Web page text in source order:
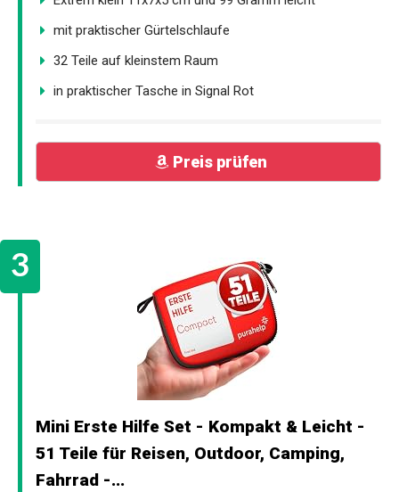
mit praktischer Gürtelschlaufe
32 Teile auf kleinstem Raum
in praktischer Tasche in Signal Rot
Preis prüfen
Mini Erste Hilfe Set - Kompakt & Leicht -
51 Teile für Reisen, Outdoor, Camping,
Fahrrad -...